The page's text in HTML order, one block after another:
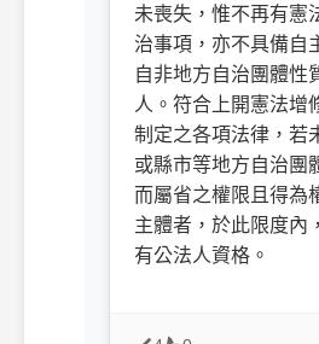
未喪失，惟不再有憲
治事項，亦不具備自
自非地方自治團體性
人。符合上開憲法增
制定之各項法律，若
或縣市等地方自治團
而屬省之權限且得為
主體者，於此限度內
有公法人資格。